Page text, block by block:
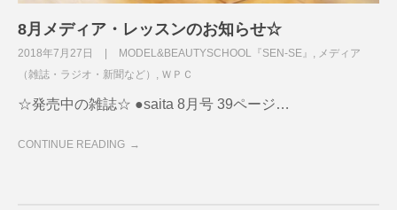
8月メディア・レッスンのお知らせ☆
2018年7月27日 MODEL&BEAUTYSCHOOL『SEN-SE』 , メディア
（雑誌・ラジオ・新聞など） , ＷＰＣ
☆発売中の雑誌☆ ●saita 8月号 39ページ…
CONTINUE READING